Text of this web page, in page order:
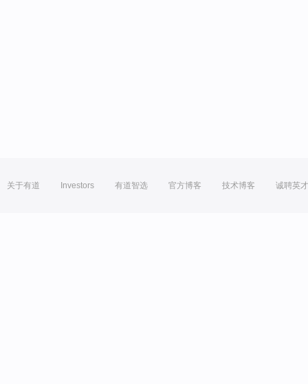
关于有道 Investors 有道智选 官方博客 技术博客 诚聘英才